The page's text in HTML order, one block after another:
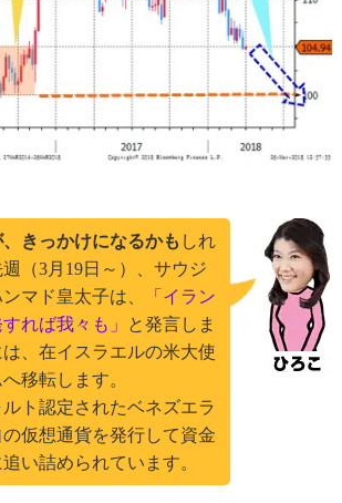
きっかけになるかも しれ
（3月19日～）、サウジ
マド皇太子は、
「イラン
れば我々も」
と発言しま
、在イスラエルの米大使
移転します。
ト認定されたベネズエラ
仮想通貨を発行して資金
い詰められています。